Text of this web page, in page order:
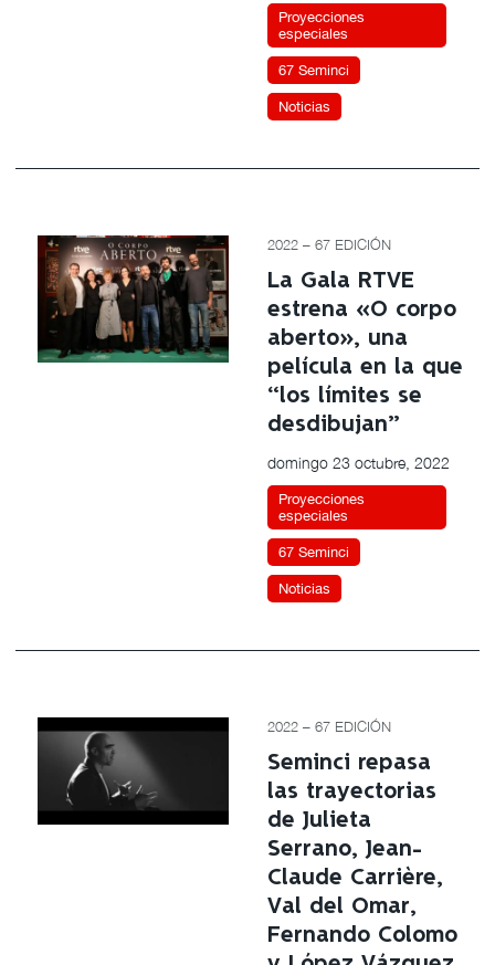
Proyecciones
especiales
67 Seminci
Noticias
2022 – 67 EDICIÓN
La Gala RTVE
estrena «O corpo
aberto», una
película en la que
“los límites se
desdibujan”
domingo 23 octubre, 2022
Proyecciones
especiales
67 Seminci
Noticias
2022 – 67 EDICIÓN
Seminci repasa
las trayectorias
de Julieta
Serrano, Jean-
Claude Carrière,
Val del Omar,
Fernando Colomo